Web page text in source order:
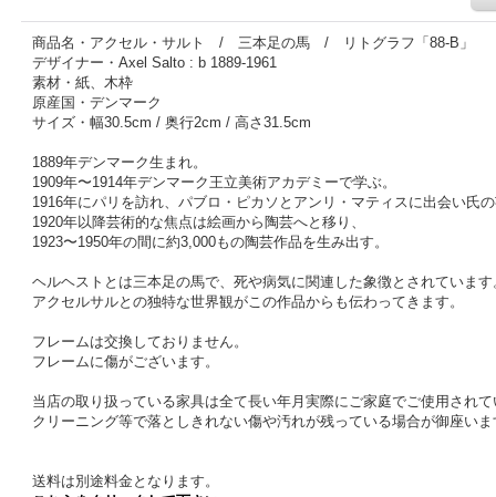
商品名・アクセル・サルト / 三本足の馬 / リトグラフ「88-B」
デザイナー・Axel Salto : b 1889-1961
素材・紙、木枠
原産国・デンマーク
サイズ・幅30.5cm / 奥行2cm / 高さ31.5cm
1889年デンマーク生まれ。
1909年〜1914年デンマーク王立美術アカデミーで学ぶ。
1916年にパリを訪れ、パブロ・ピカソとアンリ・マティスに出会い氏
1920年以降芸術的な焦点は絵画から陶芸へと移り、
1923〜1950年の間に約3,000もの陶芸作品を生み出す。
ヘルヘストとは三本足の馬で、死や病気に関連した象徴とされています
アクセルサルとの独特な世界観がこの作品からも伝わってきます。
フレームは交換しておりません。
フレームに傷がございます。
当店の取り扱っている家具は全て長い年月実際にご家庭でご使用され
クリーニング等で落としきれない傷や汚れが残っている場合が御座い
送料は別途料金となります。